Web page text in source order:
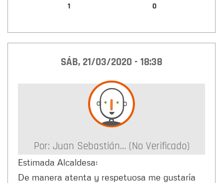
1 0
SÁB, 21/03/2020 - 18:38
Por: Juan Sebastián… (no Verificado)
Estimada Alcaldesa:
De manera atenta y respetuosa me gustaría